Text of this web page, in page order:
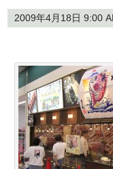
2009年4月18日 9:00